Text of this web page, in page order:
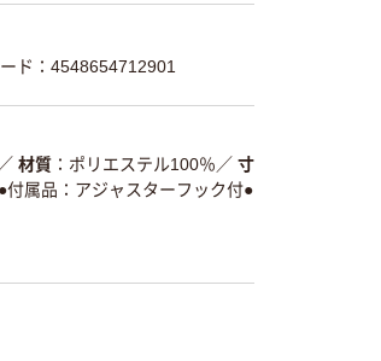
ド：4548654712901
／ 材質 ポリエステル100％ ／ 寸
●付属品：アジャスターフック付●